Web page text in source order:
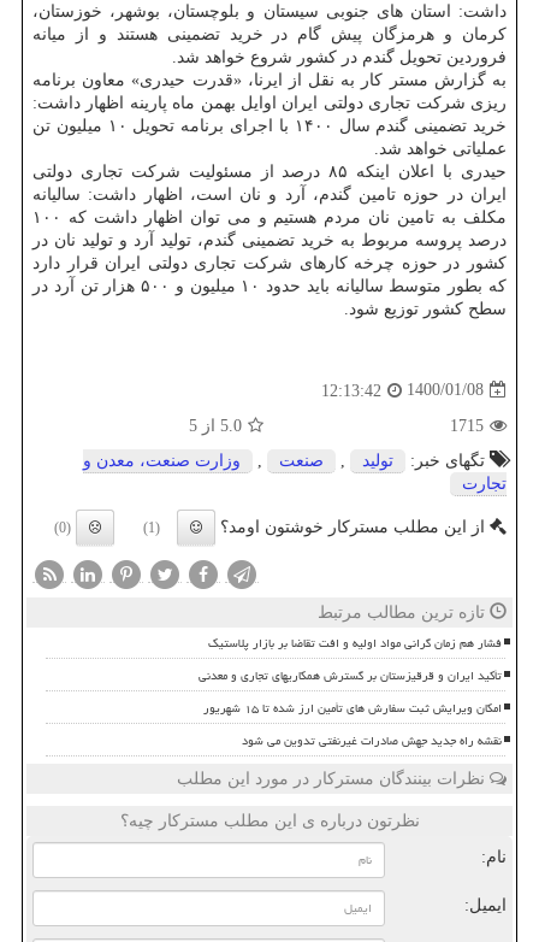
داشت: استان های جنوبی سیستان و بلوچستان، بوشهر، خوزستان،
کرمان و هرمزگان پیش گام در خرید تضمینی هستند و از میانه
فروردین تحویل گندم در کشور شروع خواهد شد.
به گزارش مستر کار به نقل از ایرنا، «قدرت حیدری» معاون برنامه
ریزی شرکت تجاری دولتی ایران اوایل بهمن ماه پارینه اظهار داشت:
خرید تضمینی گندم سال ۱۴۰۰ با اجرای برنامه تحویل ۱۰ میلیون تن
عملیاتی خواهد شد.
حیدری با اعلان اینکه ۸۵ درصد از مسئولیت شرکت تجاری دولتی
ایران در حوزه تامین گندم، آرد و نان است، اظهار داشت: سالیانه
مکلف به تامین نان مردم هستیم و می توان اظهار داشت که ۱۰۰
درصد پروسه مربوط به خرید تضمینی گندم، تولید آرد و تولید نان در
کشور در حوزه چرخه کارهای شرکت تجاری دولتی ایران قرار دارد
که بطور متوسط سالیانه باید حدود ۱۰ میلیون و ۵۰۰ هزار تن آرد در
سطح کشور توزیع شود.
1400/01/08
12:13:42
1715
5.0 از 5
تگهای خبر:
تولید صنعت
وزارت صنعت، معدن و
تجارت
از این مطلب مسترکار خوشتون اومد؟ (1)
(0)
تازه ترین مطالب مرتبط
فشار هم زمان گرانی مواد اولیه و افت تقاضا بر بازار پلاستیک
تأکید ایران و قرقیزستان بر گسترش همکاریهای تجاری و معدنی
امکان ویرایش ثبت سفارش های تأمین ارز شده تا ۱۵ شهریور
نقشه راه جدید جهش صادرات غیرنفتی تدوین می شود
نظرات بینندگان مسترکار در مورد این مطلب
نظرتون درباره ی این مطلب مسترکار چیه؟
نام:
ایمیل: